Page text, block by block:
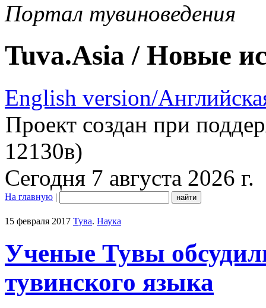
Портал тувиноведения
Tuva.Asia / Новые
English version/
Проект создан при
12130в)
Сегодня 7 августа 2026 г.
На главную |
15 февраля 2017 Тува. Наука
Ученые Тувы
тувинского языка